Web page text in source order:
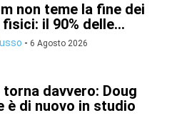
non teme la fine dei
il 90% delle...
- 6 Agosto 2026
torna davvero: Doug
è di nuovo in studio